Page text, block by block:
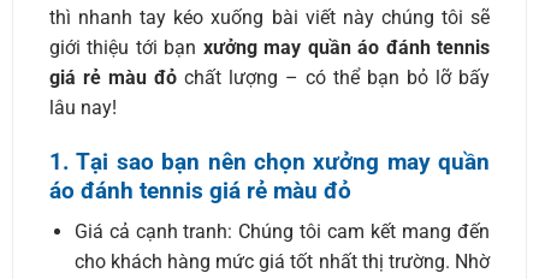
thì nhanh tay kéo xuống bài viết này chúng tôi sẽ
giới thiệu tới bạn xưởng may quần áo đánh tennis
giá rẻ màu đỏchất lượng – có thể bạn bỏ lỡ bấy
lâu nay!
1. Tại sao bạn nên chọn xưởng may quần
áo đánh tennis giá rẻ màu đỏ
Giá cả cạnh tranh: Chúng tôi cam kết mang đến
cho khách hàng mức giá tốt nhất thị trường. Nhờ